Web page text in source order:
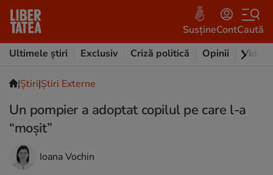
SusțineContCaută
Ultimele știri
Exclusiv Criză politică Opinii Video
|Ştiri|Știri Externe
Un pompier a adoptat copilul pe care l-a
“moșit”
Ioana Vochin